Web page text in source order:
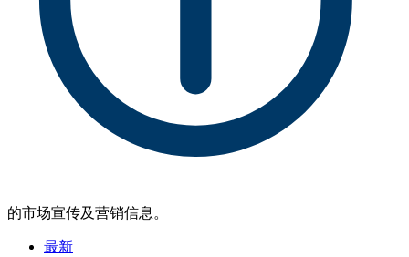
的市场宣传及营销信息。
最新